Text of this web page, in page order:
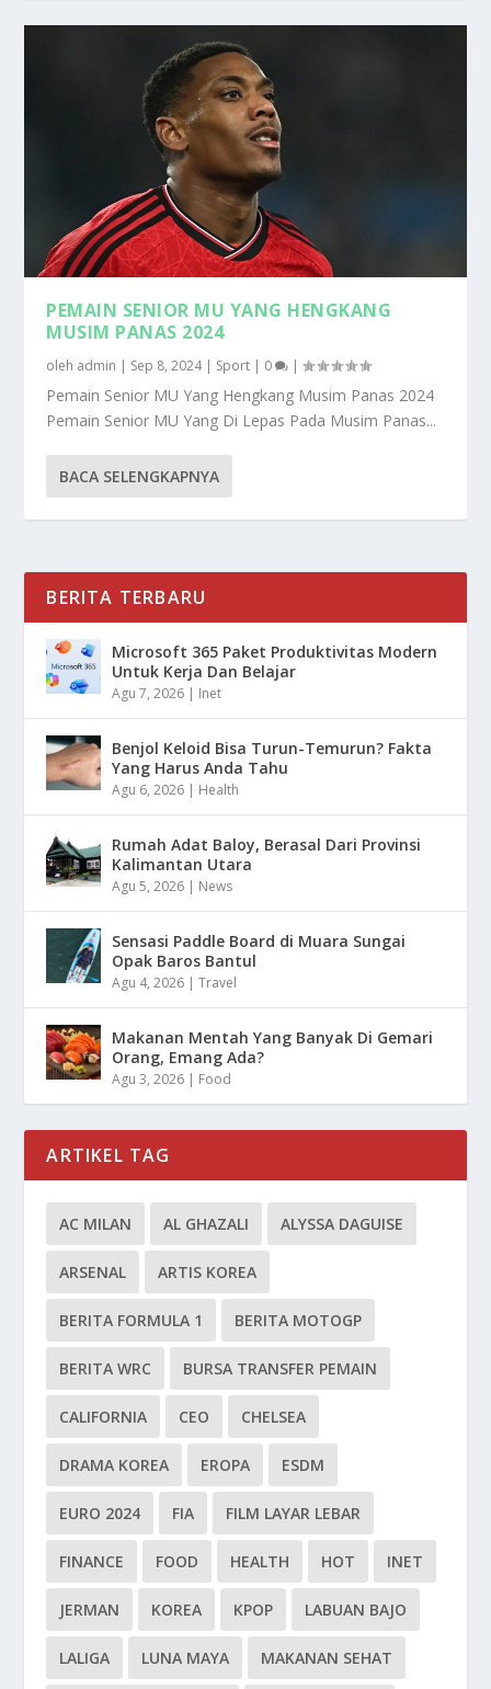
PEMAIN SENIOR MU YANG HENGKANG
MUSIM PANAS 2024
oleh admin | Sep 8, 2024| Sport | 0 |
Pemain Senior MU Yang Hengkang Musim Panas 2024
Pemain Senior MU Yang Di Lepas Pada Musim Panas...
BACA SELENGKAPNYA
BERITA TERBARU
Microsoft 365 Paket Produktivitas Modern
Untuk Kerja Dan Belajar
Agu 7, 2026 | Inet
Benjol Keloid Bisa Turun-Temurun? Fakta
Yang Harus Anda Tahu
Agu 6, 2026 | Health
Rumah Adat Baloy, Berasal Dari Provinsi
Kalimantan Utara
Agu 5, 2026 | News
Sensasi Paddle Board di Muara Sungai
Opak Baros Bantul
Agu 4, 2026 |Travel
Makanan Mentah Yang Banyak Di Gemari
Orang, Emang Ada?
Agu 3, 2026 | Food
ARTIKEL TAG
AC MILAN AL GHAZALI ALYSSA DAGUISE
ARSENAL ARTIS KOREA
BERITA FORMULA 1 BERITA MOTOGP
BERITA WRC BURSA TRANSFER PEMAIN
CALIFORNIA CEO CHELSEA
DRAMA KOREA EROPA ESDM
EURO 2024 FIA FILM LAYAR LEBAR
FINANCE FOOD HEALTH HOT INET
JERMAN KOREA KPOP LABUAN BAJO
LALIGA LUNA MAYA MAKANAN SEHAT